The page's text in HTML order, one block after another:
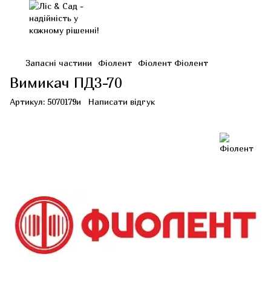
Запасні частини Фіолент Фіолент Фіолент
Вимикач ПД3-70
Артикул: 5070179и Написати відгук